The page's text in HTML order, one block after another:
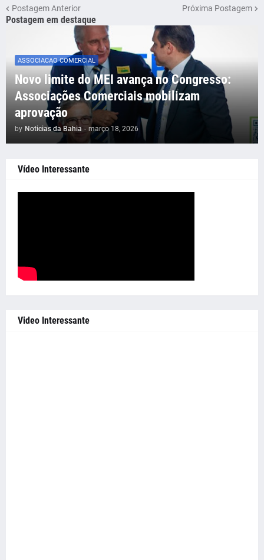
Postagem Anterior Próxima Postagem
Postagem em destaque
ASSOCIACAO COMERCIAL
Novo limite do MEI avança no Congresso:
Associações Comerciais mobilizam
aprovação
by Noticias da Bahia - março 18, 2026
Vídeo Interessante
Video Interessante